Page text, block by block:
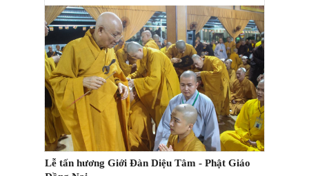
Lễ tấn hương Giới Đàn Diệu Tâm - Phật Giáo